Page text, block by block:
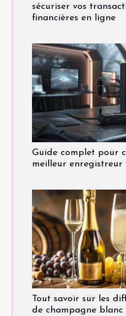
sécuriser vos
financières en ligne
Guide complet pour
meilleur enregistreur
Tout savoir sur les
de champagne blanc